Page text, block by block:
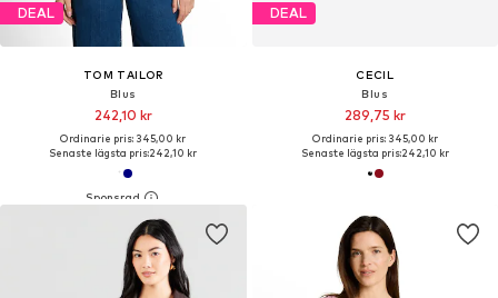
DEAL
TOM TAILOR
Blus
242,10 kr
Ordinarie pris: 345,00 kr
Senaste lägsta pris:242,10 kr
DEAL
CECIL
Blus
289,75 kr
Ordinarie pris: 345,00 kr
Senaste lägsta pris:242,10 kr